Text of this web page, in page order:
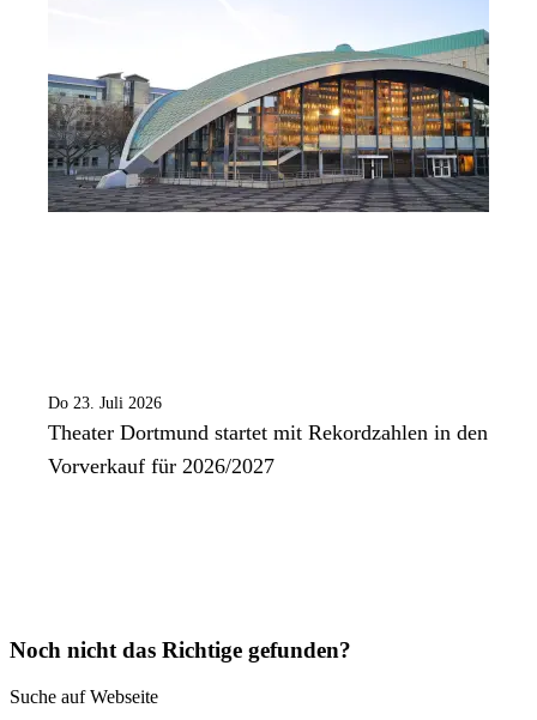
Do 23. Juli 2026
Theater Dortmund startet mit Rekordzahlen in den
Vorverkauf für 2026/2027
Noch nicht das Richtige gefunden?
Suche auf Webseite